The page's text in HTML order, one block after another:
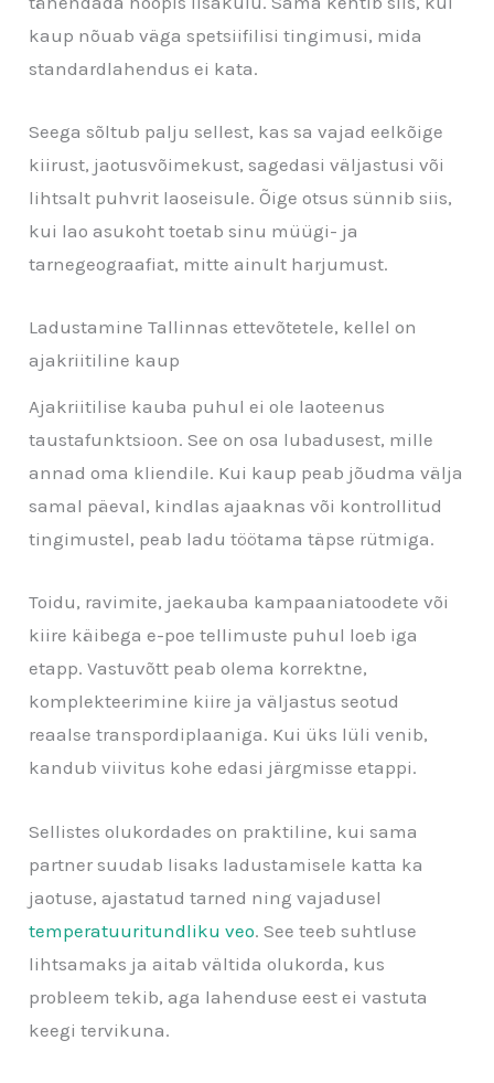
kaup nõuab väga spetsiifilisi tingimusi, mida
standardlahendus ei kata.
Seega sõltub palju sellest, kas sa vajad eelkõige
kiirust, jaotusvõimekust, sagedasi väljastusi või
lihtsalt puhvrit laoseisule. Õige otsus sünnib siis,
kui lao asukoht toetab sinu müügi- ja
tarnegeograafiat, mitte ainult harjumust.
Ladustamine Tallinnas ettevõtetele, kellel on
ajakriitiline kaup
Ajakriitilise kauba puhul ei ole laoteenus
taustafunktsioon. See on osa lubadusest, mille
annad oma kliendile. Kui kaup peab jõudma välja
samal päeval, kindlas ajaaknas või kontrollitud
tingimustel, peab ladu töötama täpse rütmiga.
Toidu, ravimite, jaekauba kampaaniatoodete või
kiire käibega e-poe tellimuste puhul loeb iga
etapp. Vastuvõtt peab olema korrektne,
komplekteerimine kiire ja väljastus seotud
reaalse transpordiplaaniga. Kui üks lüli venib,
kandub viivitus kohe edasi järgmisse etappi.
Sellistes olukordades on praktiline, kui sama
partner suudab lisaks ladustamisele katta ka
jaotuse, ajastatud tarned ning vajadusel
temperatuuritundliku veo. See teeb suhtluse
lihtsamaks ja aitab vältida olukorda, kus
probleem tekib, aga lahenduse eest ei vastuta
keegi tervikuna.